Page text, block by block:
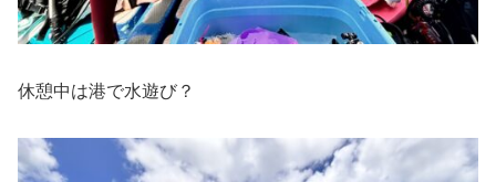
休憩中は港で水遊び？